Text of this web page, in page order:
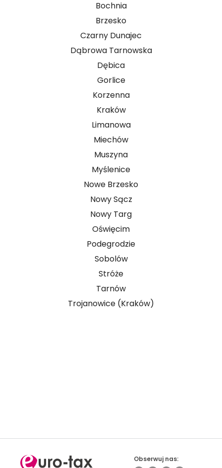
Bochnia
Brzesko
Czarny Dunajec
Dąbrowa Tarnowska
Dębica
Gorlice
Korzenna
Kraków
Limanowa
Miechów
Muszyna
Myślenice
Nowe Brzesko
Nowy Sącz
Nowy Targ
Oświęcim
Podegrodzie
Sobolów
Stróże
Tarnów
Trojanowice (Kraków)
Obserwuj nas: